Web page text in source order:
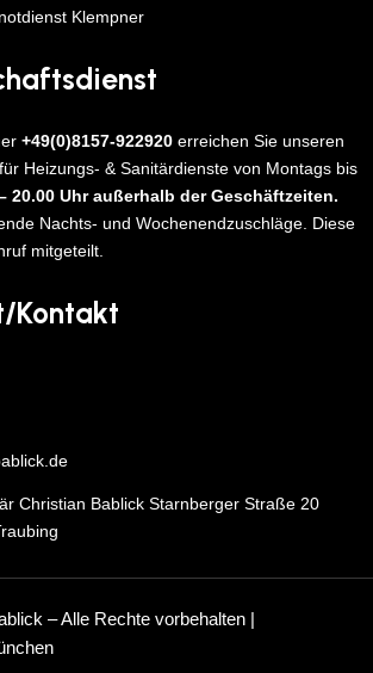
Klempner
+49(0)8157-922920 erreichen Sie unseren
Heizungs- & Sanitärdienste von Montags bis
20.00 Uhr außerhalb der Geschäftzeiten.
Nachts- und Wochenendzuschläge. Diese
mitgeteilt.
Kontakt
Christian Bablick Starnberger Straße 20
– Alle Rechte vorbehalten |